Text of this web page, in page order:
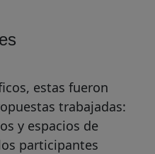
estas fueron
trabajadas:
y espacios de
participantes